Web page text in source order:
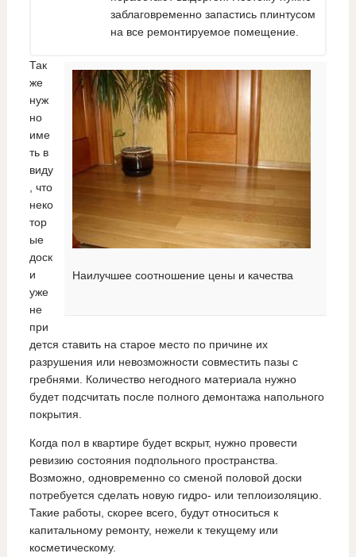
заблаговременно запастись плинтусом
на все ремонтируемое помещение.
Наилучшее соотношение цены и качества
Так
же
нуж
но
име
ть в
виду
, что
неко
тор
ые
доск
и
уже
не
при
дется ставить на старое место по причине их
разрушения или невозможности совместить пазы с
гребнями. Количество негодного материала нужно
будет подсчитать после полного демонтажа напольного
покрытия.
Когда пол в квартире будет вскрыт, нужно провести
ревизию состояния подпольного пространства.
Возможно, одновременно со сменой половой доски
потребуется сделать новую гидро- или теплоизоляцию.
Такие работы, скорее всего, будут относиться к
капитальному ремонту, нежели к текущему или
косметическому.